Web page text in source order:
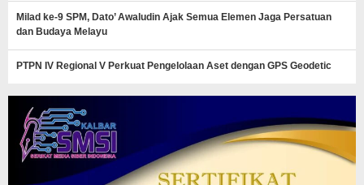
Milad ke-9 SPM, Dato’ Awaludin Ajak Semua Elemen Jaga Persatuan
dan Budaya Melayu
PTPN IV Regional V Perkuat Pengelolaan Aset dengan GPS Geodetic